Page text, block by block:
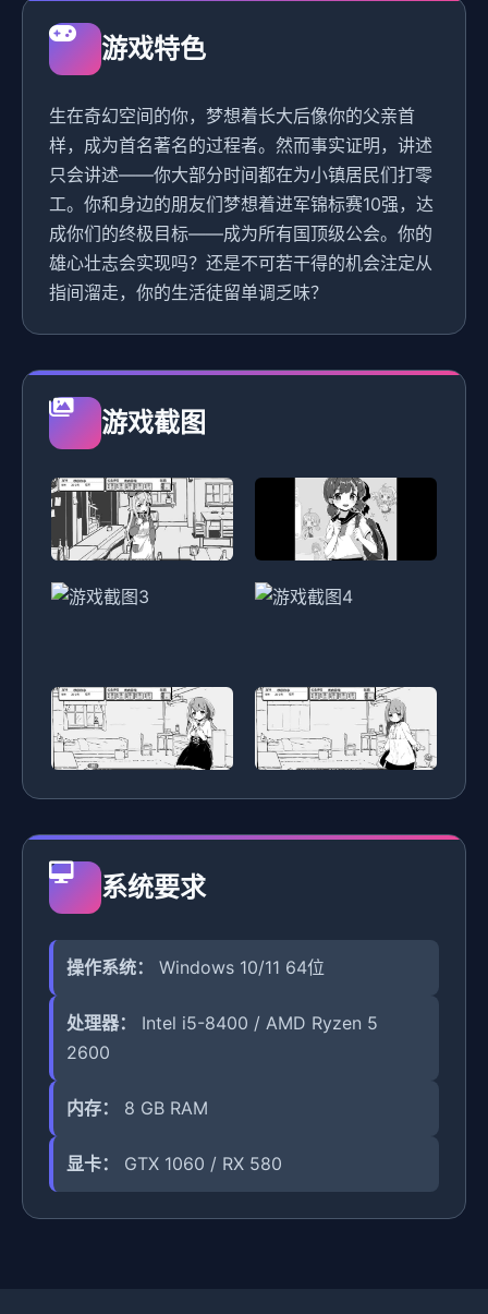
游戏特色
生在奇幻空间的你，梦想着长大后像你的父亲首
样，成为首名著名的过程者。然而事实证明，讲述
只会讲述——你大部分时间都在为小镇居民们打零
工。你和身边的朋友们梦想着进军锦标赛10强，达
成你们的终极目标——成为所有国顶级公会。你的
雄心壮志会实现吗？还是不可若干得的机会注定从
指间溜走，你的生活徒留单调乏味？
游戏截图
系统要求
操作系统： Windows 10/11 64位
处理器：
Intel i5-8400 / AMD Ryzen 5
2600
内存： 8 GB RAM
显卡： GTX 1060 / RX 580